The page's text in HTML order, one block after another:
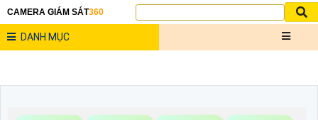
CAMERA GIÁM SÁT360
DANH MỤC